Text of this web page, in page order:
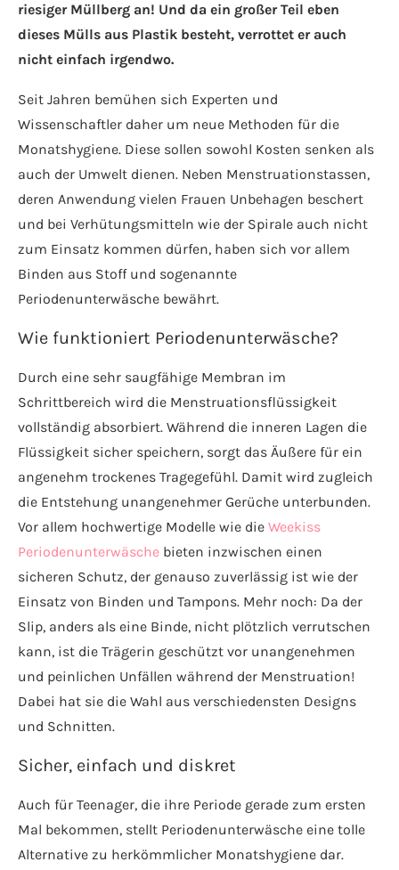
riesiger Müllberg an! Und da ein großer Teil eben
dieses Mülls aus Plastik besteht, verrottet er auch
nicht einfach irgendwo.
Seit Jahren bemühen sich Experten und
Wissenschaftler daher um neue Methoden für die
Monatshygiene. Diese sollen sowohl Kosten senken als
auch der Umwelt dienen. Neben Menstruationstassen,
deren Anwendung vielen Frauen Unbehagen beschert
und bei Verhütungsmitteln wie der Spirale auch nicht
zum Einsatz kommen dürfen, haben sich vor allem
Binden aus Stoff und sogenannte
Periodenunterwäsche bewährt.
Wie funktioniert Periodenunterwäsche?
Durch eine sehr saugfähige Membran im
Schrittbereich wird die Menstruationsflüssigkeit
vollständig absorbiert. Während die inneren Lagen die
Flüssigkeit sicher speichern, sorgt das Äußere für ein
angenehm trockenes Tragegefühl. Damit wird zugleich
die Entstehung unangenehmer Gerüche unterbunden.
Vor allem hochwertige Modelle wie die Weekiss
Periodenunterwäsche bieten inzwischen einen
sicheren Schutz, der genauso zuverlässig ist wie der
Einsatz von Binden und Tampons. Mehr noch: Da der
Slip, anders als eine Binde, nicht plötzlich verrutschen
kann, ist die Trägerin geschützt vor unangenehmen
und peinlichen Unfällen während der Menstruation!
Dabei hat sie die Wahl aus verschiedensten Designs
und Schnitten.
Sicher, einfach und diskret
Auch für Teenager, die ihre Periode gerade zum ersten
Mal bekommen, stellt Periodenunterwäsche eine tolle
Alternative zu herkömmlicher Monatshygiene dar.